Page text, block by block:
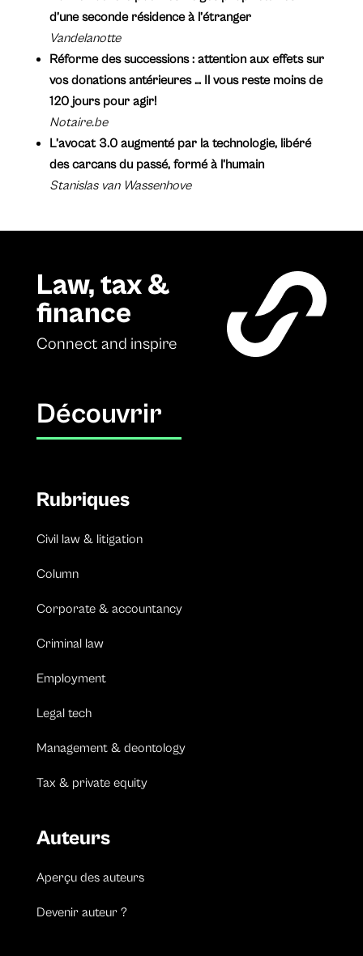
d’une seconde résidence à l’étranger
Vandelanotte
Réforme des successions : attention aux effets sur
vos donations antérieures … Il vous reste moins de
120 jours pour agir!
Notaire.be
L’avocat 3.0 augmenté par la technologie, libéré
des carcans du passé, formé à l’humain
Stanislas van Wassenhove
Law, tax &
finance
Connect and inspire
Découvrir
Rubriques
Civil law & litigation
Column
Corporate & accountancy
Criminal law
Employment
Legal tech
Management & deontology
Tax & private equity
Auteurs
Aperçu des auteurs
Devenir auteur ?